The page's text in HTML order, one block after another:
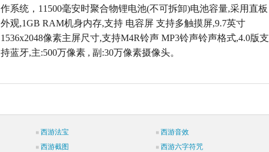
作系统，11500毫安时聚合物锂电池(不可拆卸)电池容量,采用直板
外观,1GB RAM机身内存,支持 电容屏 支持多触摸屏,9.7英寸
1536x2048像素主屏尺寸,支持M4R铃声 MP3铃声铃声格式,4.0版支
持蓝牙,主:500万像素 , 副:30万像素摄像头。
西游法宝
西游音效
西游截图
西游六字符咒